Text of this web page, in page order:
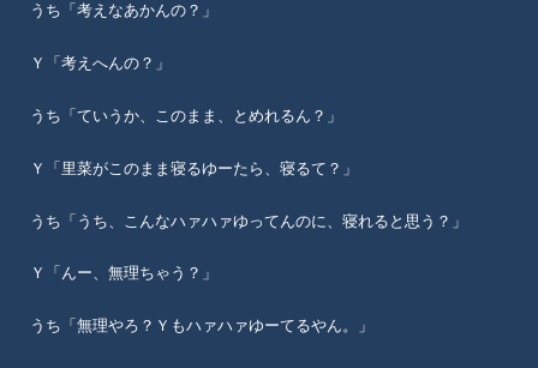
うち「考えなあかんの？」
Ｙ「考えへんの？」
うち「ていうか、このまま、とめれるん？」
Ｙ「里菜がこのまま寝るゆーたら、寝るて？」
うち「うち、こんなハァハァゆってんのに、寝れると思う？」
Ｙ「んー、無理ちゃう？」
うち「無理やろ？Ｙもハァハァゆーてるやん。」